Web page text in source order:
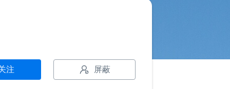
注 屏蔽